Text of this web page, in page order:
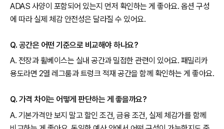
ADAS 사양이 포함되어 있는지 먼저 확인하는 게 좋아요. 옵션 구성
에 따라 실제 체감 안전성은 달라질 수 있어요.
Q. 공간은 어떤 기준으로 비교해야 하나요?
A. 전장과 휠베이스는 실내 공간과 밀접한 관련이 있어요. 패밀리카
용도라면 2열 레그룸과 트렁크 적재 공간을 함께 확인하는 게 좋아요.
Q. 가격 차이는 어떻게 판단하는 게 좋을까요?
A. 기본가격만 보지 말고 할인 조건, 금융 조건, 실제 체감가를 함께